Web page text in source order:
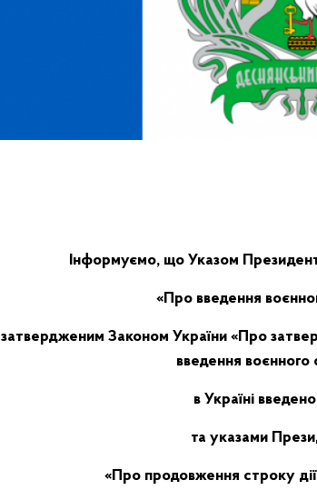
Інформуємо, що Указом
«Про введення
затвердженим Законом України «Про
введення воєнного
в Україні
та указами
«Про продовження строку дії